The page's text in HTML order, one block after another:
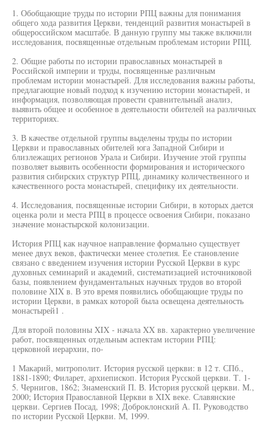
1. Обобщающие труды по истории РПЦ важны для понимания
общего хода развития Церкви, тенденций развития монастырей в
общероссийском масштабе. В данную группу мы также включили
исследования, посвященные отдельным проблемам истории РПЦ.
2. Общие работы по истории православных монастырей в
Российской империи и труды, посвященные различным
проблемам истории монастырей. Для исследования важны работы,
предлагающие новый подход к изучению истории монастырей, и
информация, позволяющая провести сравнительный анализ,
выявить общее и особенное в деятельности обителей на различных
территориях.
3. В качестве отдельной группы выделены труды по истории
Церкви и православных обителей юга Западной Сибири и
близлежащих регионов Урала и Сибири. Изучение этой группы
позволяет выявить особенности формирования и исторического
развития сибирских структур РПЦ, динамику количественного и
качественного роста монастырей, специфику их деятельности.
4. Исследования, посвященные истории Сибири, в которых дается
оценка роли и места РПЦ в процессе освоения Сибири, показано
значение монастырской колонизации.
История РПЦ как научное направление формально существует
менее двух веков, фактически менее столетия. Ее становление
связано с введением изучения истории Русской Церкви в курс
духовных семинарий и академий, систематизацией источниковой
базы, появлением фундаментальных научных трудов во второй
половине XIX в. В это время появились обобщающие труды по
истории Церкви, в рамках которой была освещена деятельность
монастырей1 .
Для второй половины XIX - начала XX вв. характерно увеличение
работ, посвященных отдельным аспектам истории РПЦ:
церковной иерархии, по-
1 Макарий, митрополит. История русской церкви: в 12 т. СПб.,
1881-1890; Филарет, архиепископ. История Русской церкви. Т. 1-
5. Чернигов, 1862; Знаменский П. В. История русской церкви. М.,
2000; История Православной Церкви в XIX веке. Славянские
церкви. Сергиев Посад, 1998; Доброклонский А. П. Руководство
по истории Русской Церкви. М, 1999.